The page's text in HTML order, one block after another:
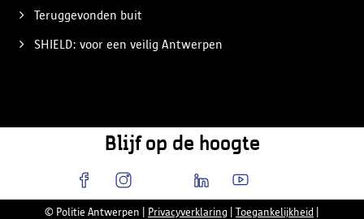
Teruggevonden buit
SHIELD: voor een veilig Antwerpen
Blijf op de hoogte
© Politie Antwerpen Privacyverklaring Toegankelijkheid